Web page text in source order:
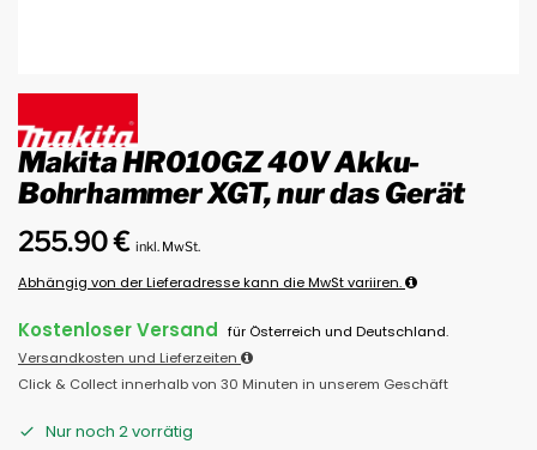
Makita HR010GZ 40V Akku-
Bohrhammer XGT, nur das Gerät
255.90€ inkl. MwSt.
Abhängig von der Lieferadresse kann die MwSt variiren.
Kostenloser Versand für Österreich und Deutschland.
Versandkosten und Lieferzeiten
Click & Collect innerhalb von 30 Minuten in unserem Geschäft
Nur noch 2 vorrätig